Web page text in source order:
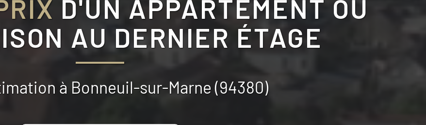
D'UN APPARTEMENT OU
AU DERNIER ÉTAGE
à Bonneuil-sur-Marne (94380)